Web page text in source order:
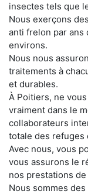
insectes tels que
Nous exerçons
anti frelon par ans
environs.
Nous nous
traitements à
et durables.
À Poitiers, ne
vraiment dans le
collaborateurs
totale des refuges
Avec nous, vous
vous assurons le
nos prestations
Nous sommes